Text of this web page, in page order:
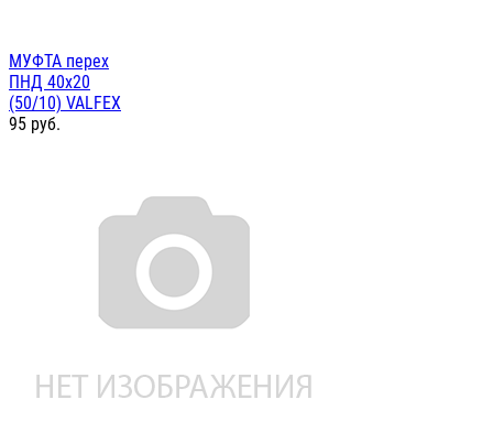
МУФТА перех
ПНД 40х20
(50/10) VALFEX
95 руб.